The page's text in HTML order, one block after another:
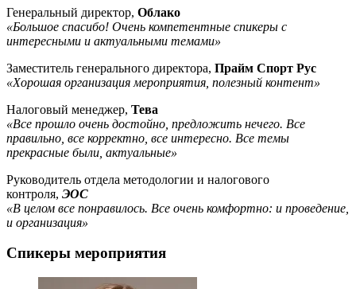
Генеральный директор, Облако
«Большое спасибо! Очень компетентные спикеры с
интересными и актуальными темами»
Заместитель генерального директора, Прайм Спорт Рус
«Хорошая организация мероприятия, полезный контент»
Налоговый менеджер, Тева
«Все прошло очень достойно, предложить нечего. Все
правильно, все корректно, все интересно. Все темы
прекрасные были, актуальные»
Руководитель отдела методологии и налогового
контроля, ЭОС
«В целом все понравилось. Все очень комфортно: и проведение,
и организация»
Спикеры мероприятия